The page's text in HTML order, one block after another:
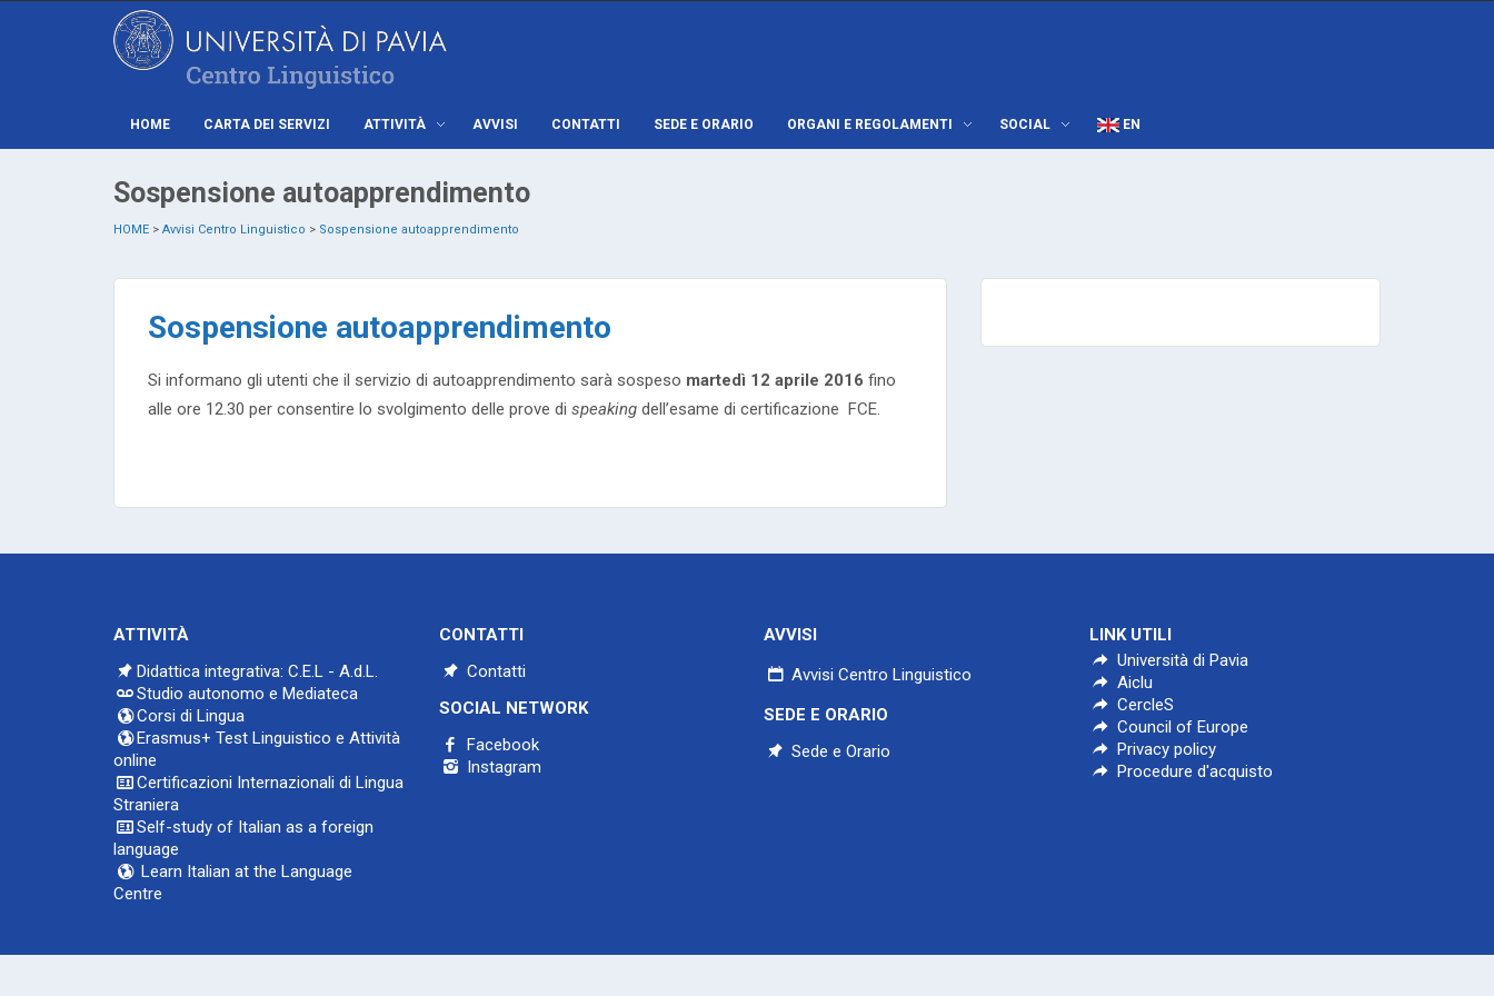
HOME CARTA DEI SERVIZI ATTIVITÀ AVVISI CONTATTI SEDE E ORARIO ORGANI E REGOLAMENTI SOCIAL EN
Sospensione autoapprendimento
HOME > Avvisi Centro Linguistico > Sospensione autoapprendimento
Sospensione autoapprendimento
Si informano gli utenti che il servizio di autoapprendimento sarà sospeso martedì 12 aprile 2016 fino
alle ore 12.30 per consentire lo svolgimento delle prove di speaking dell’esame di certificazione FCE.
ATTIVITÀ
Didattica integrativa: C.E.L - A.d.L.
Studio autonomo e Mediateca
Corsi di Lingua
Erasmus+ Test Linguistico e Attività
online
Certificazioni Internazionali di Lingua
Straniera
Self-study of Italian as a foreign
language
Learn Italian at the Language
Centre
CONTATTI
Contatti
SOCIAL NETWORK
Facebook
Instagram
AVVISI
Avvisi Centro Linguistico
SEDE E ORARIO
Sede e Orario
LINK UTILI
Università di Pavia
Aiclu
CercleS
Council of Europe
Privacy policy
Procedure d'acquisto